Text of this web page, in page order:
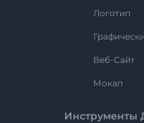
Логотип
Веб-Сайт
Мокап
Инструменты